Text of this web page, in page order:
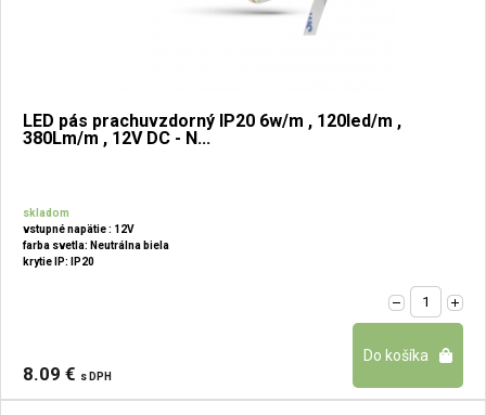
LED pás prachuvzdorný IP20 6w/m , 120led/m ,
380Lm/m , 12V DC - N...
skladom
vstupné napätie : 12V
farba svetla: Neutrálna biela
krytie IP: IP20
8.09 € s DPH